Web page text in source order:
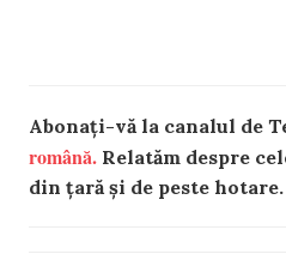
Abonați-vă la canalul de
română. Relatăm despre
din țară și de peste hotare.